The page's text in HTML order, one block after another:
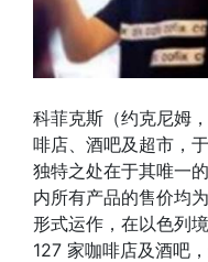
科菲克斯（约克尼姆
啡店、酒吧及超市，
独特之处在于其唯一
内所有产品的售价均
形式运作，在以色列
127 家咖啡店及酒吧